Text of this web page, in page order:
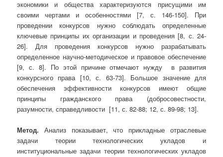
экономики и общества характеризуются присущими им
своими чертами и особенностями [7, с. 146-150]. При
проведении конкурсов нужно соблюдать определенные
ключевые принципы их организации и проведения [8, с. 24-
26]. Для проведения конкурсов нужно разрабатывать
определенное научно-методическое и правовое обеспечение
[9, с. 8]. По этой причине отмечают нужду в развития
конкурсного права [10, с. 63-73]. Большое значение для
обеспечения эффективности конкурсов имеют общие
принципы гражданского права (добросовестности,
разумности, справедливости [11, с. 82-88; 12, с. 89-98; 13].
Метод. Анализ показывает, что прикладные отраслевые
задачи теории технологических укладов и
институциональные задачи теории технологических укладов